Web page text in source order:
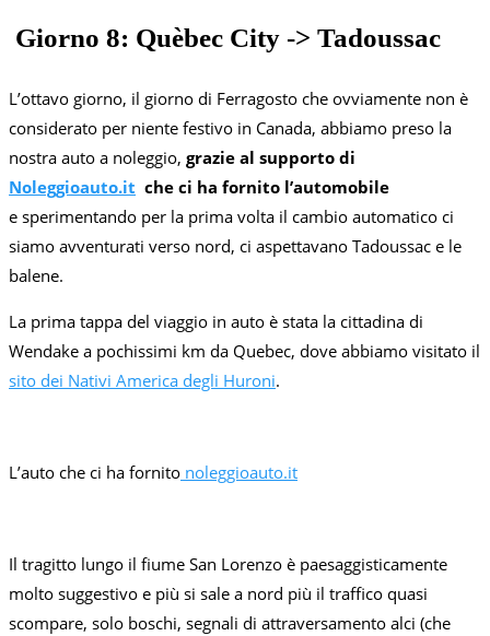
Giorno 8: Quèbec City -> Tadoussac
L’ottavo giorno, il giorno di Ferragosto che ovviamente non è
considerato per niente festivo in Canada, abbiamo preso la
nostra auto a noleggio, grazie al supporto di
Noleggioauto.it che ci ha fornito l’automobile
e sperimentando per la prima volta il cambio automatico ci
siamo avventurati verso nord, ci aspettavano Tadoussac e le
balene.
La prima tappa del viaggio in auto è stata la cittadina di
Wendake a pochissimi km da Quebec, dove abbiamo visitato il
sito dei Nativi America degli Huroni.
L’auto che ci ha fornito noleggioauto.it
Il tragitto lungo il fiume San Lorenzo è paesaggisticamente
molto suggestivo e più si sale a nord più il traffico quasi
scompare, solo boschi, segnali di attraversamento alci (che